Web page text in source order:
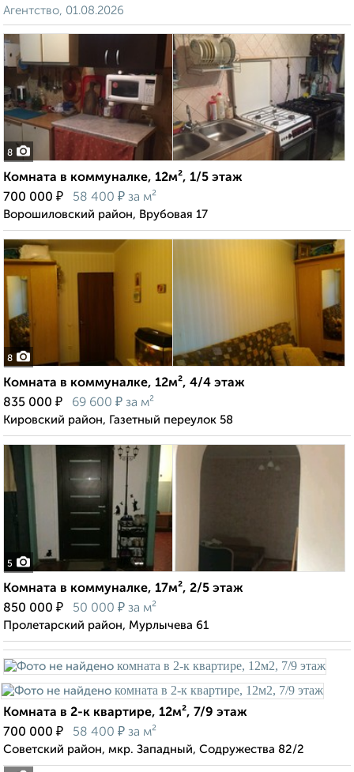
Агентство, 01.08.2026
8
Комната в коммуналке, 12м², 1/5 этаж
700 000 ₽ 58 400 ₽ за м²
Ворошиловский район, Врубовая 17
8
Комната в коммуналке, 12м², 4/4 этаж
835 000 ₽ 69 600 ₽ за м²
Кировский район, Газетный переулок 58
5
Комната в коммуналке, 17м², 2/5 этаж
850 000 ₽ 50 000 ₽ за м²
Пролетарский район, Мурлычева 61
Комната в 2-к квартире, 12м², 7/9 этаж
700 000 ₽ 58 400 ₽ за м²
Советский район, мкр. Западный, Содружества 82/2